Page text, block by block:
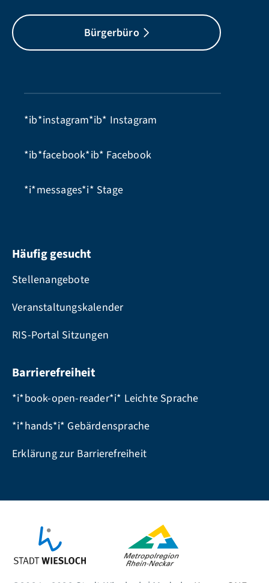
Bürgerbüro
*ib*instagram*ib* Instagram
*ib*facebook*ib* Facebook
*i*messages*i* Stage
Häufig gesucht
Stellenangebote
Veranstaltungskalender
RIS-Portal Sitzungen
Barrierefreiheit
*i*book-open-reader*i* Leichte Sprache
*i*hands*i* Gebärdensprache
Erklärung zur Barrierefreiheit